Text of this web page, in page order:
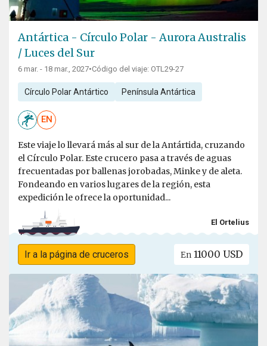
Antártica - Círculo Polar - Aurora Australis
/ Luces del Sur
6 mar. - 18 mar., 2027•Código del viaje: OTL29-27
Círculo Polar Antártico Península Antártica
EN
Este viaje lo llevará más al sur de la Antártida, cruzando
el Círculo Polar. Este crucero pasa a través de aguas
frecuentadas por ballenas jorobadas, Minke y de aleta.
Fondeando en varios lugares de la región, esta
expedición le ofrece la oportunidad...
El Ortelius
Ir a la página de cruceros En 11000 USD